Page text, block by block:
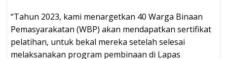
“Tahun 2023, kami menargetkan 40 Warga Binaan
Pemasyarakatan (WBP) akan mendapatkan sertifikat
pelatihan, untuk bekal mereka setelah selesai
melaksanakan program pembinaan di Lapas